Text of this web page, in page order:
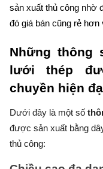
sản xuất thủ công nhờ
đó giá bán cũng rẻ
Những thông
lưới thép
chuyền hiện
Dưới đây là một số
được sản xuất bằng
thủ công: